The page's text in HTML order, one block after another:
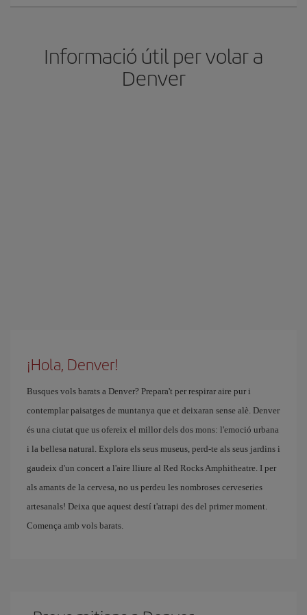
Informació útil per volar a
Denver
¡Hola, Denver!
Busques vols barats a Denver? Prepara't per respirar aire pur i
contemplar paisatges de muntanya que et deixaran sense alè. Denver
és una ciutat que us ofereix el millor dels dos mons: l'emoció urbana
i la bellesa natural. Explora els seus museus, perd-te als seus jardins i
gaudeix d'un concert a l'aire lliure al Red Rocks Amphitheatre. I per
als amants de la cervesa, no us perdeu les nombroses cerveseries
artesanals! Deixa que aquest destí t'atrapi des del primer moment.
Comença amb vols barats.